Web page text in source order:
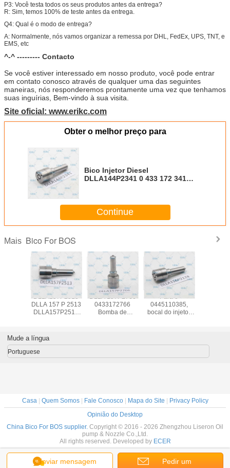
P3: Você testa todos os seus produtos antes da entrega?
R: Sim, temos 100% de teste antes da entrega.
Q4: Qual é o modo de entrega?
A: Normalmente, nós vamos organizar a remessa por DHL, FedEx, UPS, TNT, e
EMS, etc
^-^ --------- Contacto
Se você estiver interessado em nosso produto, você pode entrar
em contato conosco através de qualquer uma das seguintes
maneiras, nós responderemos prontamente uma vez que tenhamos
suas inguírias, Bem-vindo à sua visita.
Site oficial: www.erikc.com
Obter o melhor preço para
Bico Injetor Diesel
DLLA144P2341 0 433 172 341
2341 para 0445110519
Continue
Mais Bico For BOS
143p
DLLA157P2513
DLLA 157 P 2513
DLLA157P2513
DLLA157P2513
DLLA 157P2766
0433172766
Bomba de
comum
Para o
0445110385,
bocal do injetor
156P2174 DLLA
Enviar mensagem Pedir um
Mude a língua
Portuguese
Casa | Quem Somos| Fale Conosco| Mapa do Site | Privacy Policy
Opinião do Desktop
China Bico For BOS supplier. Copyright © 2016 - 2026 Zhengzhou Liseron Oil
pump & Nozzle Co.,Ltd.
All rights reserved. Developed by ECER